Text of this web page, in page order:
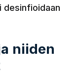
desinfioidaan
niiden